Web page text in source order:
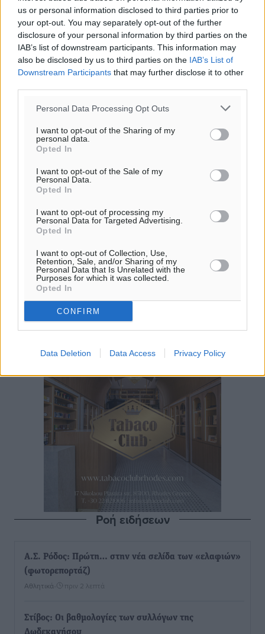
us or personal information disclosed to third parties prior to
your opt-out. You may separately opt-out of the further
disclosure of your personal information by third parties on the
IAB’s list of downstream participants. This information may
also be disclosed by us to third parties on the IAB’s List of
Downstream Participants that may further disclose it to other
Personal Data Processing Opt Outs
I want to opt-out of the Sharing of my
personal data.
Opted In
I want to opt-out of the Sale of my
Personal Data.
Opted In
I want to opt-out of processing my
Personal Data for Targeted Advertising.
Opted In
I want to opt-out of Collection, Use,
Retention, Sale, and/or Sharing of my
Personal Data that Is Unrelated with the
Purposes for which it was collected.
Opted In
CONFIRM
Data Deletion Data Access Privacy Policy
ΣΑ
ΚΥ
29°
ΔΕ
Ροή ειδήσεων
Α.Σ. Ρόδος: Πρώτη… στην νέα σελίδα των «ελαφιών»
(φωτορεπορτάζ)
Αθλητικά πριν 2 λεπτά
Στίβος: Οι βαθμολογίες των συλλόγων της